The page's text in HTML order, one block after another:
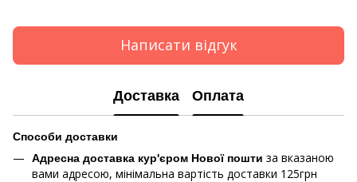
Написати відгук
Доставка Оплата
Способи доставки
Адресна доставка кур'єром Нової пошти за вказаною
вами адресою, мінімальна вартість доставки 125грн